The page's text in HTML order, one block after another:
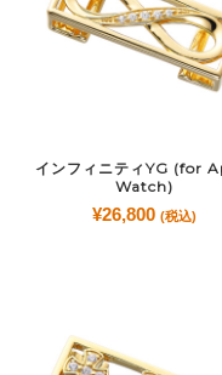
インフィニティYG (for
Watch)
¥26,800 (税込)